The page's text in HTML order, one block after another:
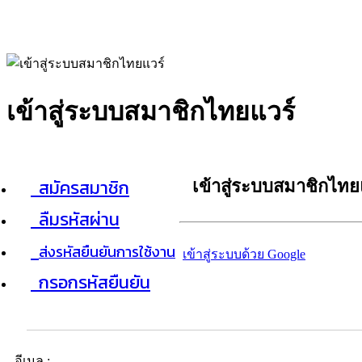
เข้าสู่ระบบสมาชิกไทยแวร์
สมัครสมาชิก
ลืมรหัสผ่าน
ส่งรหัสยืนยันการใช้งาน
กรอกรหัสยืนยัน
เข้าสู่ระบบสมาชิกไท
เข้าสู่ระบบด้วย Google